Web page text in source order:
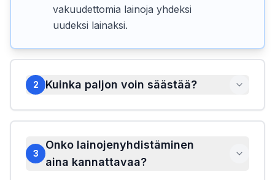
vakuudettomia lainoja yhdeksi
uudeksi lainaksi.
2 Kuinka paljon voin säästää?
3
Onko lainojenyhdistäminen
aina kannattavaa?